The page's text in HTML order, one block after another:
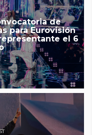
de
para Eurovisión
el 6